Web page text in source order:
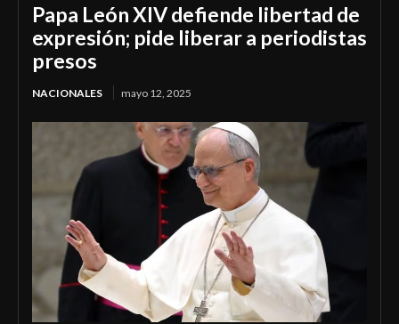
Papa León XIV defiende libertad de
expresión; pide liberar a periodistas
presos
NACIONALES mayo 12, 2025